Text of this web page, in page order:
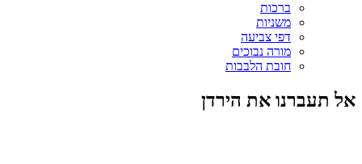
ברכות
משניות
דפי צביעה
מורה נבוכים
חובת הלבבות
אל תעברנו את הירדן